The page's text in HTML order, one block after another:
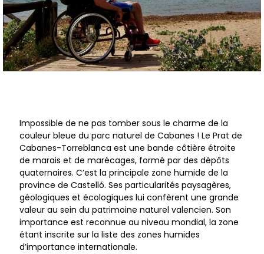
Impossible de ne pas tomber sous le charme de la
couleur bleue du parc naturel de Cabanes ! Le Prat de
Cabanes-Torreblanca est une bande côtière étroite
de marais et de marécages, formé par des dépôts
quaternaires. C’est la principale zone humide de la
province de Castelló. Ses particularités paysagères,
géologiques et écologiques lui confèrent une grande
valeur au sein du patrimoine naturel valencien. Son
importance est reconnue au niveau mondial, la zone
étant inscrite sur la liste des zones humides
d’importance internationale.